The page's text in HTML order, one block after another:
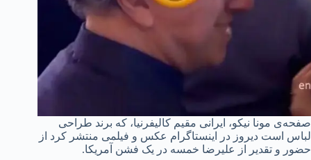
صفحه‌ی مونا نیکو، ایرانی مقیم کالیفرنیا، که برند طراحی
لباس است دیروز در اینستاگرام عکس و فیلمی منتشر کرد از
حضور و تقدیر از علیرضا خمسه در یک فشن آمریکا.